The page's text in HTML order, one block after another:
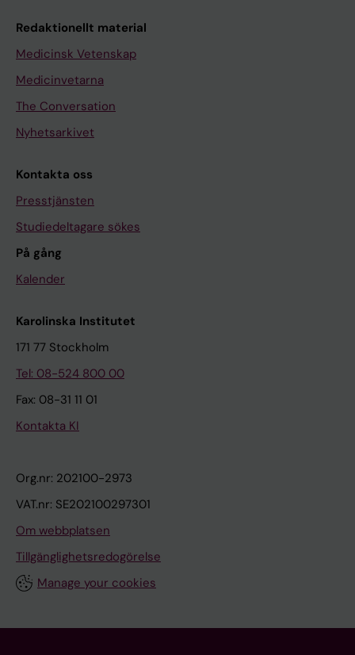
Redaktionellt material
Medicinsk Vetenskap
Medicinvetarna
The Conversation
Nyhetsarkivet
Kontakta oss
Presstjänsten
Studiedeltagare sökes
På gång
Kalender
Karolinska Institutet
171 77 Stockholm
Tel: 08-524 800 00
Fax: 08-31 11 01
Kontakta KI
Org.nr: 202100-2973
VAT.nr: SE202100297301
Om webbplatsen
Tillgänglighetsredogörelse
Manage your cookies